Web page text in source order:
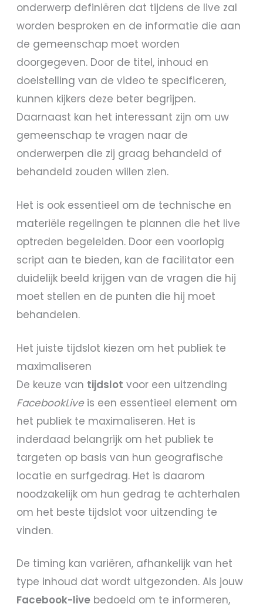
onderwerp definiëren dat tijdens de live zal
worden besproken en de informatie die aan
de gemeenschap moet worden
doorgegeven. Door de titel, inhoud en
doelstelling van de video te specificeren,
kunnen kijkers deze beter begrijpen.
Daarnaast kan het interessant zijn om uw
gemeenschap te vragen naar de
onderwerpen die zij graag behandeld of
behandeld zouden willen zien.
Het is ook essentieel om de technische en
materiële regelingen te plannen die het live
optreden begeleiden. Door een voorlopig
script aan te bieden, kan de facilitator een
duidelijk beeld krijgen van de vragen die hij
moet stellen en de punten die hij moet
behandelen.
Het juiste tijdslot kiezen om het publiek te
maximaliseren
De keuze van tijdslot voor een uitzending
FacebookLive is een essentieel element om
het publiek te maximaliseren. Het is
inderdaad belangrijk om het publiek te
targeten op basis van hun geografische
locatie en surfgedrag. Het is daarom
noodzakelijk om hun gedrag te achterhalen
om het beste tijdslot voor uitzending te
vinden.
De timing kan variëren, afhankelijk van het
type inhoud dat wordt uitgezonden. Als jouw
Facebook-live bedoeld om te informeren,